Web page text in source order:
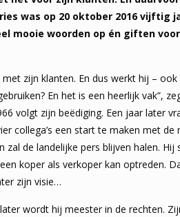
was op 20 oktober 2016 vijftig
mooie woorden op én giften
zijn klanten. En dus werkt hij – ook
En het is een heerlijk vak”,
volgt zijn beëdiging. Een jaar later
collega’s een start te maken met de
de landelijke pers blijven halen. Hij
koper als verkoper kan optreden.
zijn visie…
wordt hij meester in de rechten.